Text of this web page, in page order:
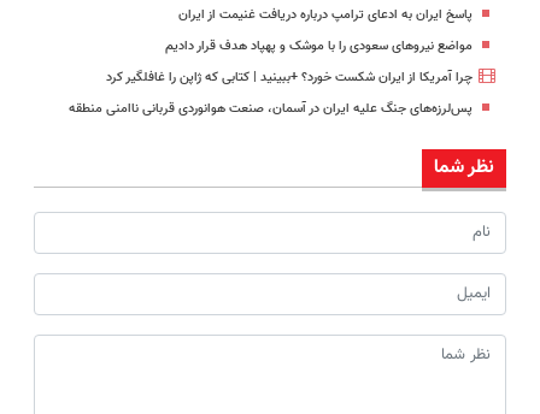
پاسخ ایران به ادعای ترامپ درباره دریافت غنیمت از ایران
مواضع نیروهای سعودی را با موشک و پهپاد هدف قرار دادیم
چرا آمریکا از ایران شکست خورد؟ +ببینید | کتابی که ژاپن را غافلگیر کرد
پس‌لرزه‌های جنگ علیه ایران در آسمان، صنعت هوانوردی قربانی ناامنی منطقه
نظر شما